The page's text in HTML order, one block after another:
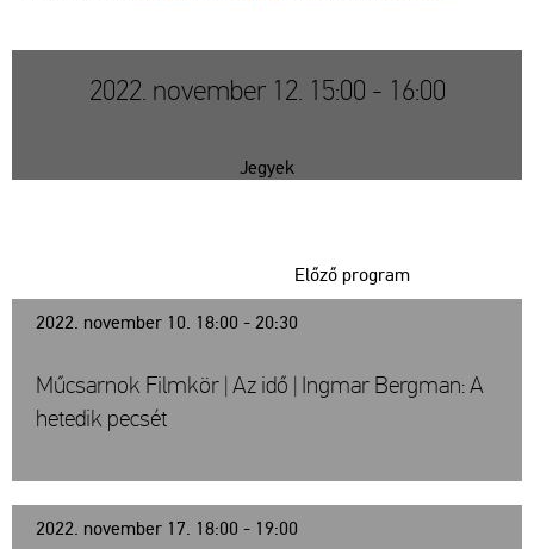
2022. november 12. 15:00 - 16:00
Jegyek
2022. november 10. 18:00 - 20:30
Előző program
Műcsarnok Filmkör | Az idő | Ingmar Bergman: A
hetedik pecsét
2022. november 17. 18:00 - 19:00